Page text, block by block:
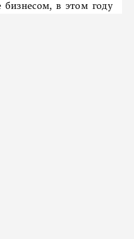
бизнесом, в этом году